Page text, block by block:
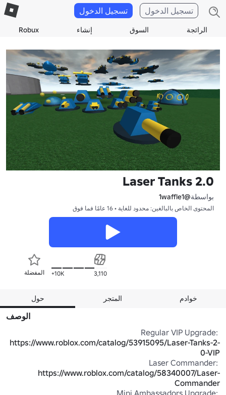
الرائجة السوق إنشاء Robux
تسجيل الدخول تسجيل الدخول
Laser Tanks 2.0
بواسطة@1waffle1
المحتوى الخاص بالبالغين: محدود للغاية • 16 عامًا فما فوق
المفضلة 10K+ 3,110
حول المتجر خوادم
الوصف
https://www.roblox.com/catalog/53915095/Laser-Tanks-2-
0-VIP
https://www.roblox.com/catalog/58340007/Laser-
Commander